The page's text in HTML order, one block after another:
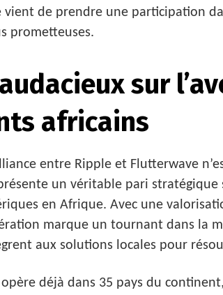
vient de prendre une participation
prometteuses.
sur
africains
entre Ripple et Flutterwave
un véritable pari
en Afrique. Avec une
marque un tournant dans la
aux solutions locales pour
déjà dans 35 pays du